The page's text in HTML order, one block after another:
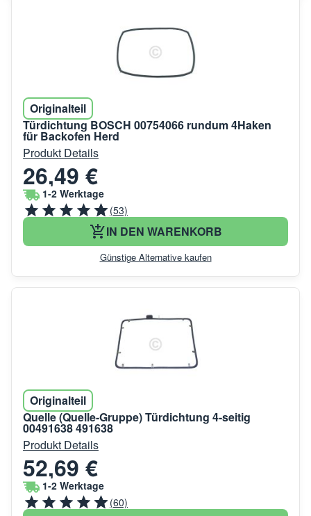
Originalteil
Türdichtung BOSCH 00754066 rundum 4Haken
für Backofen Herd
Produkt Details
26,49 €
1-2 Werktage
(53)
IN DEN WARENKORB
Günstige Alternative kaufen
Originalteil
Quelle (Quelle-Gruppe) Türdichtung 4-seitig
00491638 491638
Produkt Details
52,69 €
1-2 Werktage
(60)